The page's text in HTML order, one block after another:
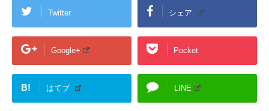
Twitter シェア
Google+ Pocket
B! はてブ LINE